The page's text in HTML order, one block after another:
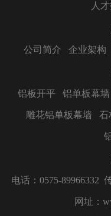
人
公司简介 企业架构
铝板开平 铝单板幕墙
雕花铝单板幕墙 石
电话：0575-89966332
网址：